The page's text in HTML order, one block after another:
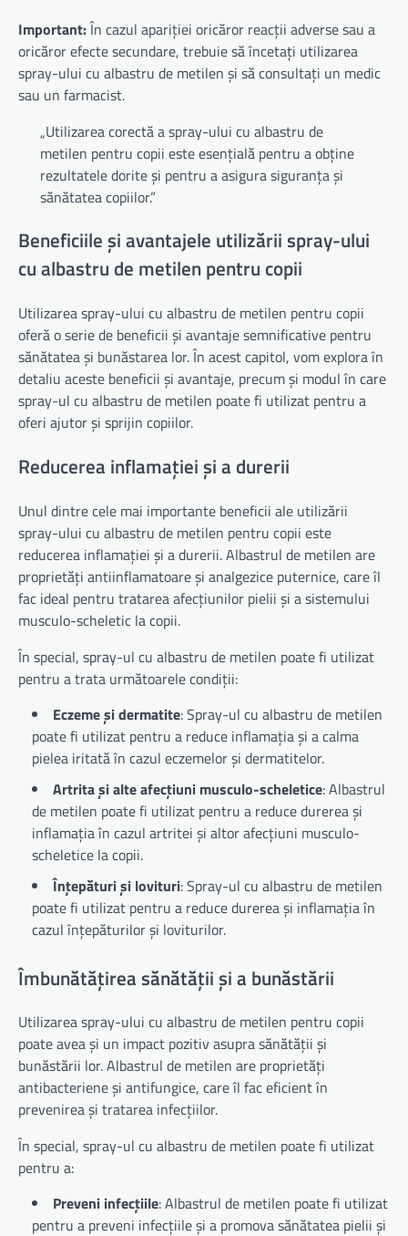
Important:În cazul apariției oricăror reacții adverse sau a
oricăror efecte secundare, trebuie să încetați utilizarea
spray-ului cu albastru de metilen și să consultați un medic
sau un farmacist.
„Utilizarea corectă a spray-ului cu albastru de
metilen pentru copii este esențială pentru a obține
rezultatele dorite și pentru a asigura siguranța și
sănătatea copiilor.”
Beneficiile și avantajele utilizării spray-ului
cu albastru de metilen pentru copii
Utilizarea spray-ului cu albastru de metilen pentru copii
oferă o serie de beneficii și avantaje semnificative pentru
sănătatea și bunăstarea lor. În acest capitol, vom explora în
detaliu aceste beneficii și avantaje, precum și modul în care
spray-ul cu albastru de metilen poate fi utilizat pentru a
oferi ajutor și sprijin copiilor.
Reducerea inflamației și a durerii
Unul dintre cele mai importante beneficii ale utilizării
spray-ului cu albastru de metilen pentru copii este
reducerea inflamației și a durerii. Albastrul de metilen are
proprietăți antiinflamatoare și analgezice puternice, care îl
fac ideal pentru tratarea afecțiunilor pielii și a sistemului
musculo-scheletic la copii.
În special, spray-ul cu albastru de metilen poate fi utilizat
pentru a trata următoarele condiții:
Eczeme și dermatite: Spray-ul cu albastru de metilen
poate fi utilizat pentru a reduce inflamația și a calma
pielea iritată în cazul eczemelor și dermatitelor.
Artrita și alte afecțiuni musculo-scheletice: Albastrul
de metilen poate fi utilizat pentru a reduce durerea și
inflamația în cazul artritei și altor afecțiuni musculo-
scheletice la copii.
Înțepături și lovituri: Spray-ul cu albastru de metilen
poate fi utilizat pentru a reduce durerea și inflamația în
cazul înțepăturilor și loviturilor.
Îmbunătățirea sănătății și a bunăstării
Utilizarea spray-ului cu albastru de metilen pentru copii
poate avea și un impact pozitiv asupra sănătății și
bunăstării lor. Albastrul de metilen are proprietăți
antibacteriene și antifungice, care îl fac eficient în
prevenirea și tratarea infecțiilor.
În special, spray-ul cu albastru de metilen poate fi utilizat
pentru a:
Preveni infecțiile: Albastrul de metilen poate fi utilizat
pentru a preveni infecțiile și a promova sănătatea pielii și